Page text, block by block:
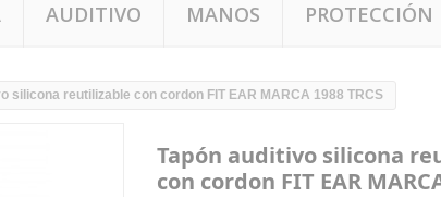
AUDITIVO MANOS PROTECCIÓN
silicona reutilizable con cordon FIT EAR MARCA 1988 TRCS
Tapón auditivo silicona
con cordon FIT EAR